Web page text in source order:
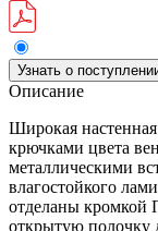
Узнать о
Описание
Широкая
крючками цвета
металлическими
влагостойкого
отделаны
открытую полочку